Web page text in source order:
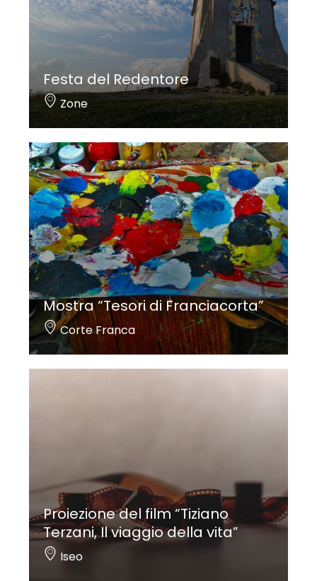
Festa del Redentore
Zone
Mostra “Tesori di Franciacorta”
Corte Franca
Proiezione del film “Tiziano
Terzani, Il viaggio della vita”
Iseo